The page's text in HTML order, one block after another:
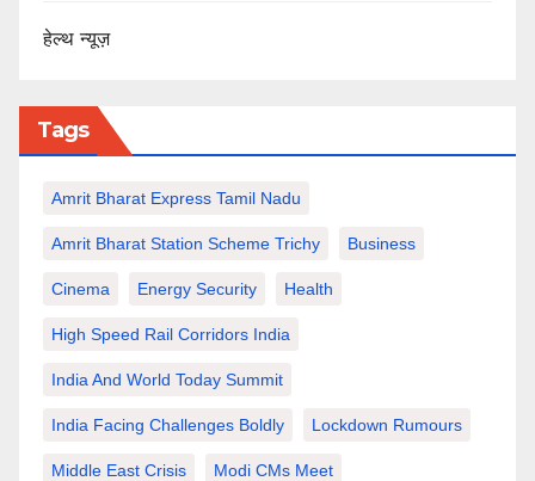
हेल्थ न्यूज़
Tags
Amrit Bharat Express Tamil Nadu
Amrit Bharat Station Scheme Trichy Business
Cinema Energy Security Health
High Speed Rail Corridors India
India And World Today Summit
India Facing Challenges Boldly Lockdown Rumours
Middle East Crisis Modi CMs Meet